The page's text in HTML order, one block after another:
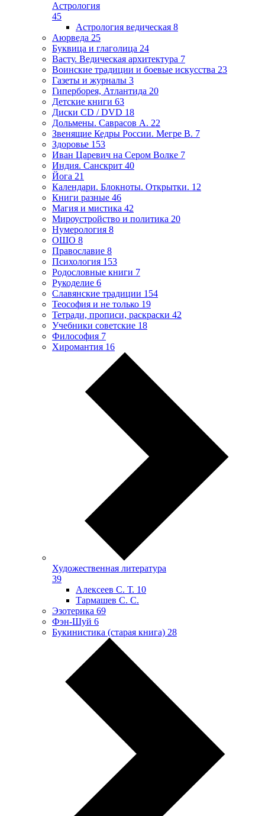
Астрология
45
Астрология ведическая 8
Аюрведа 25
Буквица и глаголица 24
Васту. Ведическая архитектура 7
Воинские традиции и боевые искусства 23
Газеты и журналы 3
Гиперборея, Атлантида 20
Детские книги 63
Диски CD / DVD 18
Дольмены. Саврасов А. 22
Звенящие Кедры России. Мегре В. 7
Здоровье 153
Иван Царевич на Сером Волке 7
Индия. Санскрит 40
Йога 21
Календари. Блокноты. Открытки. 12
Книги разные 46
Магия и мистика 42
Мироустройство и политика 20
Нумерология 8
ОШО 8
Православие 8
Психология 153
Родословные книги 7
Рукоделие 6
Славянские традиции 154
Теософия и не только 19
Тетради, прописи, раскраски 42
Учебники советские 18
Философия 7
Хиромантия 16
Художественная литература
39
Алексеев С. Т. 10
Тармашев С. С.
Эзотерика 69
Фэн-Шуй 6
Букинистика (старая книга) 28